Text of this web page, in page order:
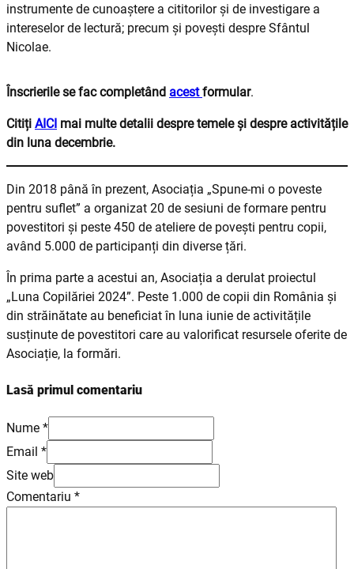
instrumente de cunoaștere a cititorilor și de investigare a
intereselor de lectură; precum și povești despre Sfântul
Nicolae.
Înscrierile se fac completând acestformular.
Citiți AICI mai multe detalii despre temele și despre activitățile
din luna decembrie.
Din 2018 până în prezent, Asociația „Spune-mi o poveste
pentru suflet” a organizat 20 de sesiuni de formare pentru
povestitori și peste 450 de ateliere de povești pentru copii,
având 5.000 de participanți din diverse țări.
În prima parte a acestui an, Asociația a derulat proiectul
„Luna Copilăriei 2024”. Peste 1.000 de copii din România și
din străinătate au beneficiat în luna iunie de activitățile
susținute de povestitori care au valorificat resursele oferite de
Asociație, la formări.
Lasă primul comentariu
Nume *
Email *
Site web
Comentariu *